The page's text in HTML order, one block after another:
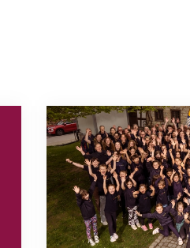
Mitmachen ist